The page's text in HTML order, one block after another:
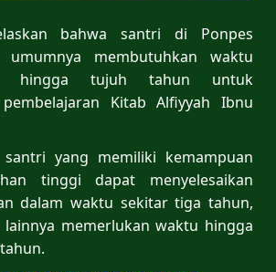
bahwa santri di Ponpes
umumnya membutuhkan waktu
hingga tujuh tahun untuk
pembelajaran Kitab Alfiyyah Ibnu
yang memiliki kemampuan
tinggi dapat menyelesaikan
dalam waktu sekitar tiga tahun,
lainnya memerlukan waktu hingga